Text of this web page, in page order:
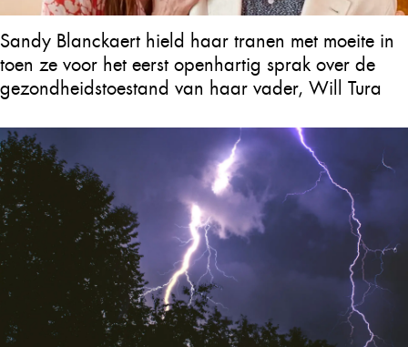
Sandy Blanckaert hield haar tranen met moeite in
toen ze voor het eerst openhartig sprak over de
gezondheidstoestand van haar vader, Will Tura